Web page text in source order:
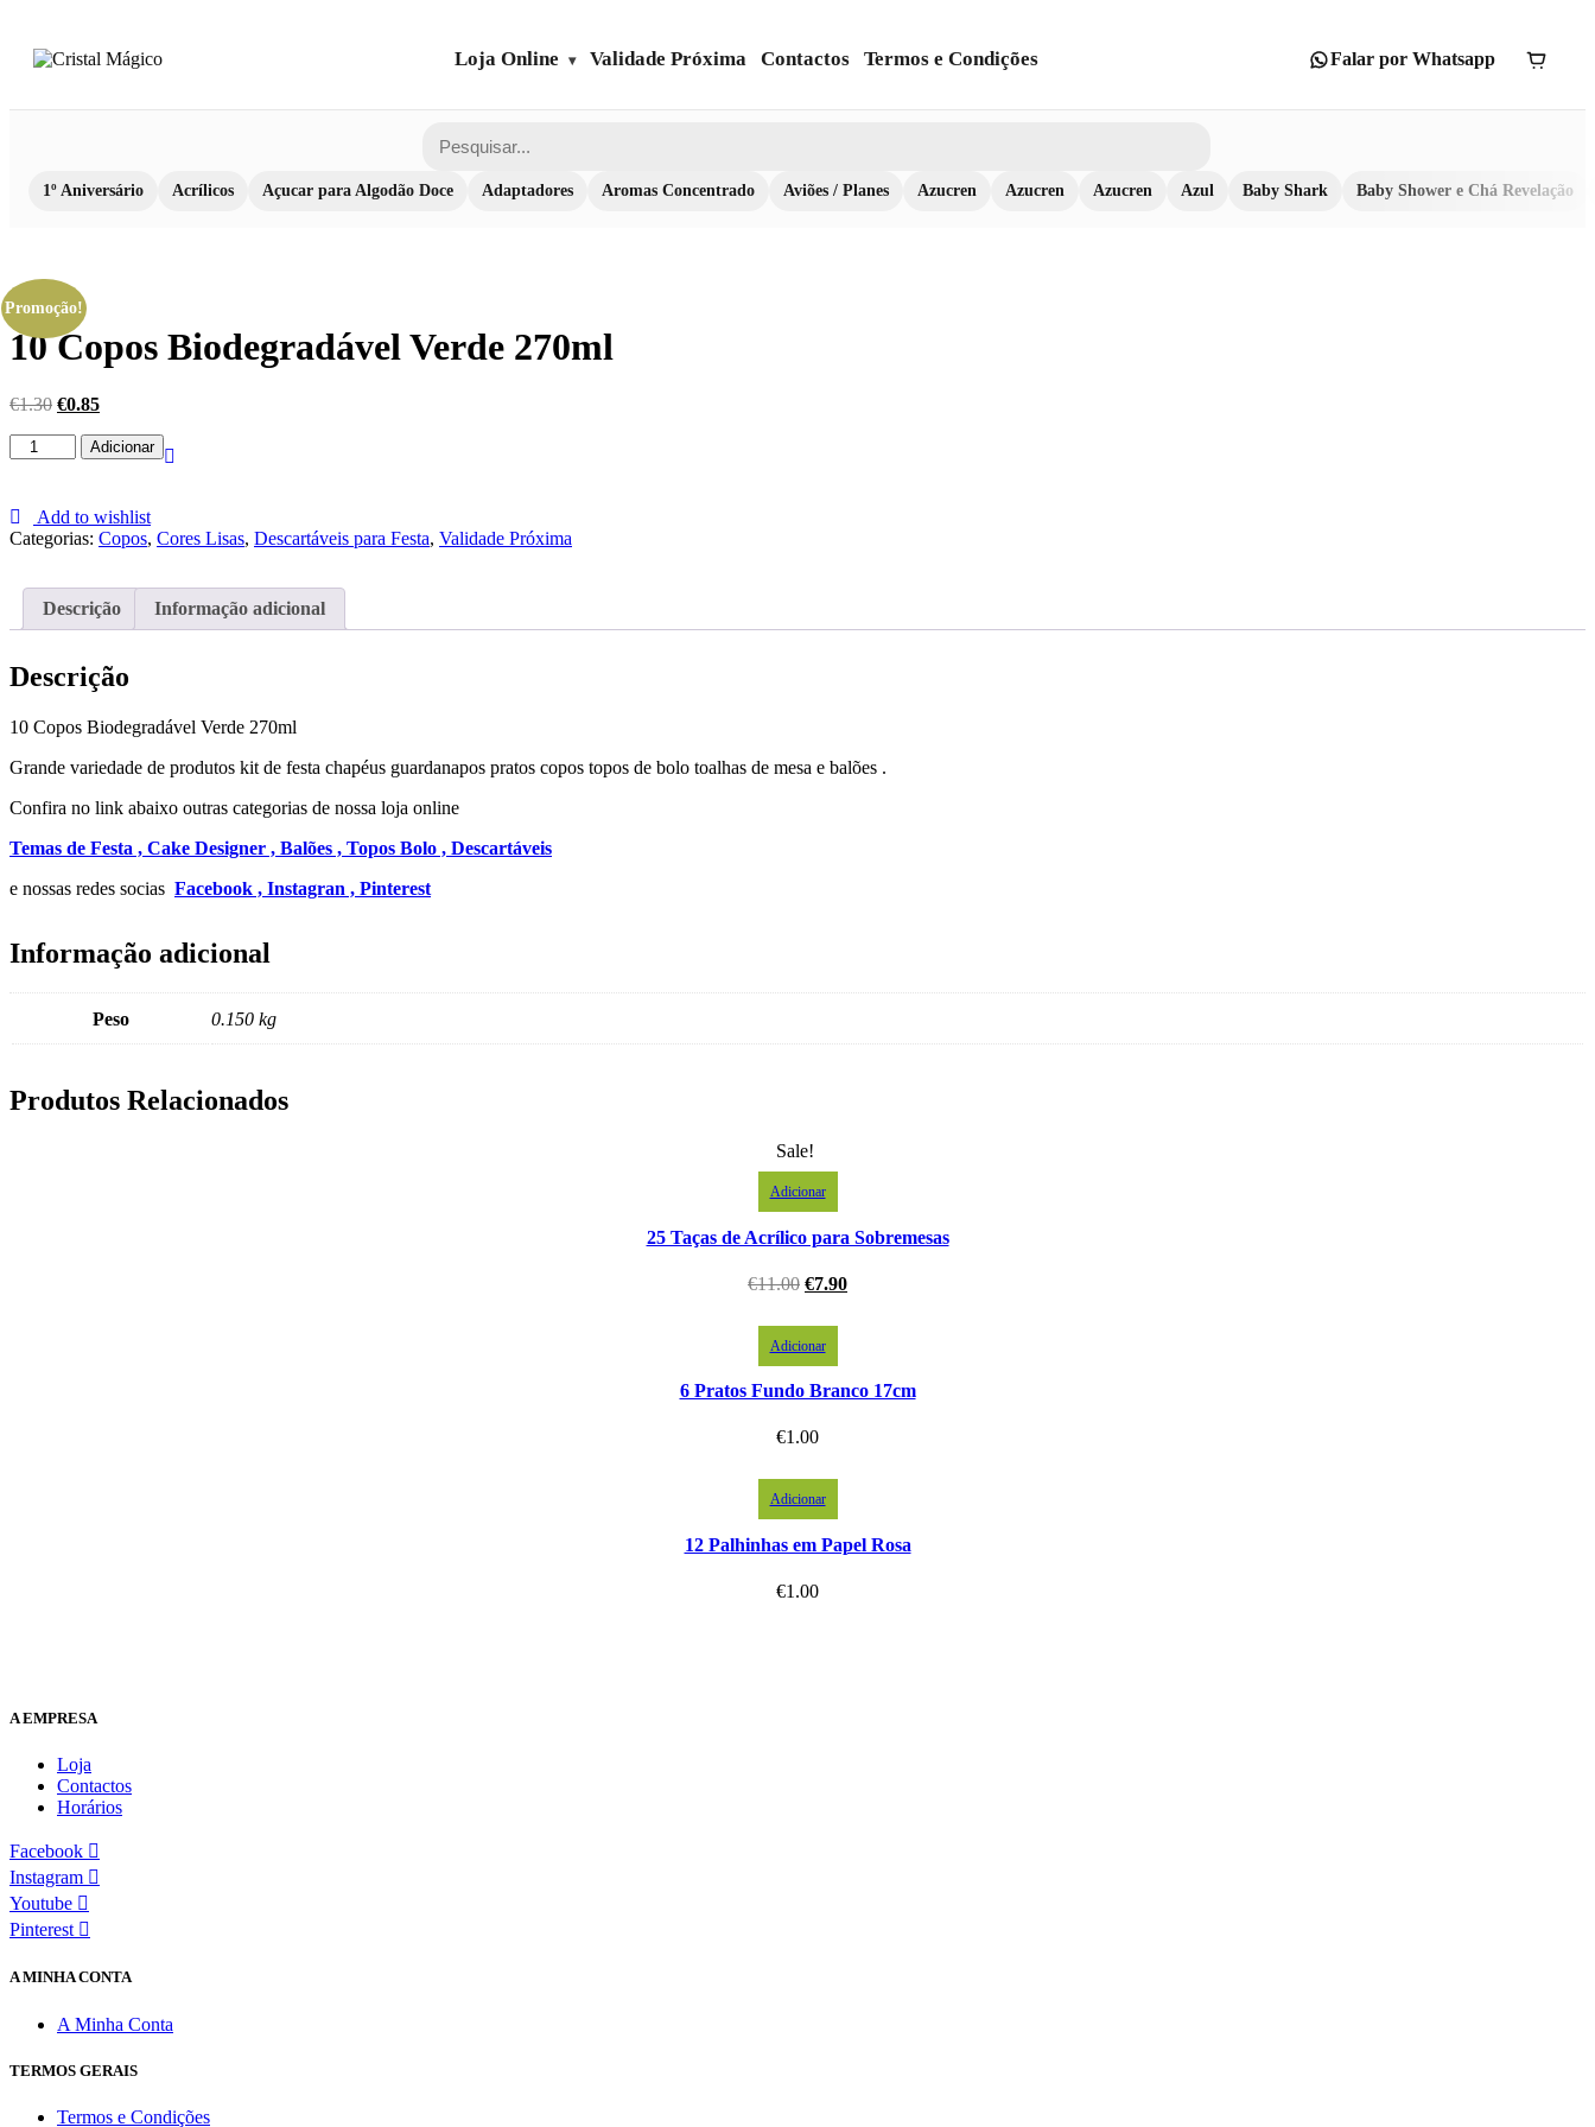
Loja Online Validade Próxima Contactos Termos e Condições Falar por Whatsapp
1º Aniversário Acrílicos Açucar para Algodão Doce Adaptadores Aromas Concentrado Aviões / Planes Azucren Azucren Azucren Azul Baby Shark Baby Shower e Chá Revelação
Promoção!
10 Copos Biodegradável Verde 270ml
€1.30 €0.85
Quantidade
de
Copos
Biodegradável
Verde
Adicionar
Add to wishlist
Categorias: Copos, Cores Lisas, Descartáveis para Festa, Validade Próxima
Descrição Informação adicional
Descrição
10 Copos Biodegradável Verde 270ml
Grande variedade de produtos kit de festa chapéus guardanapos pratos copos topos de bolo toalhas de mesa e balões .
Confira no link abaixo outras categorias de nossa loja online
Temas de Festa , Cake Designer , Balões , Topos Bolo , Descartáveis
e nossas redes socias Facebook , Instagran , Pinterest
Informação adicional
Peso 0.150 kg
Produtos Relacionados
Sale!
Adicionar
25 Taças de Acrílico para Sobremesas
€11.00 €7.90
Adicionar
6 Pratos Fundo Branco 17cm
€1.00
Adicionar
12 Palhinhas em Papel Rosa
€1.00
A EMPRESA
Loja
Contactos
Horários
Facebook
Instagram
Youtube
Pinterest
A MINHA CONTA
A Minha Conta
TERMOS GERAIS
Termos e Condições